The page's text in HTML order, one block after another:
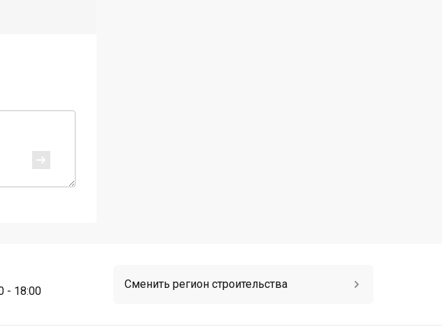
- 18:00
Сменить регион строительства